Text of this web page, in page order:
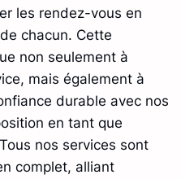
les rendez-vous en
chacun. Cette
non seulement à
mais également à
durable avec nos
en tant que
nos services sont
complet, alliant